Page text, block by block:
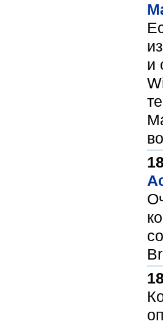
и